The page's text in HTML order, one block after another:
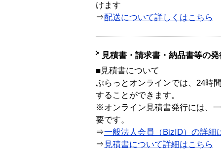
けます
⇒配送について詳しくはこちら
見積書・請求書・納品書等の
■見積書について
ぷらっとオンラインでは、24時
することができます。
※オンライン見積書発行には、
要です。
⇒一般法人会員（BizID）の詳細
⇒ 見積書について詳細はこちら